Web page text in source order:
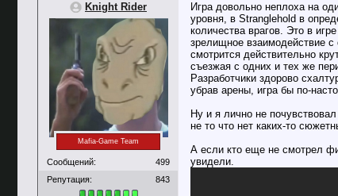
Knight Rider
Mafia-Game Team
Сообщений:
499
Репутация:
843
Игра довольно неплоха на
уровня, в Stranglehold в
количества врагов. Это в
зрелищное взаимодействие
смотрится действительно
съезжая с одних и тех же
Разработчики здорово
убрав арены, игра бы по-
Ну и я лично не
не то что нет каких-то
А если кто еще не смотрел
увидели.